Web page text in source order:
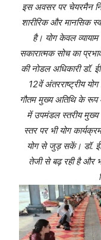
इस अवसर पर चेयरमैन
शारीरिक और मानसिक
है। योग केवल
सकारात्मक सोच का
की नोडल अधिकारी डॉ.
12वें अंतरराष्ट्रीय
गौतम मुख्य अतिथि के रूप
में उपमंडल स्तरीय मुख्य
स्तर पर भी योग
योग से जुड़ सकें। डॉ.
तेजी से बढ़ रही है और